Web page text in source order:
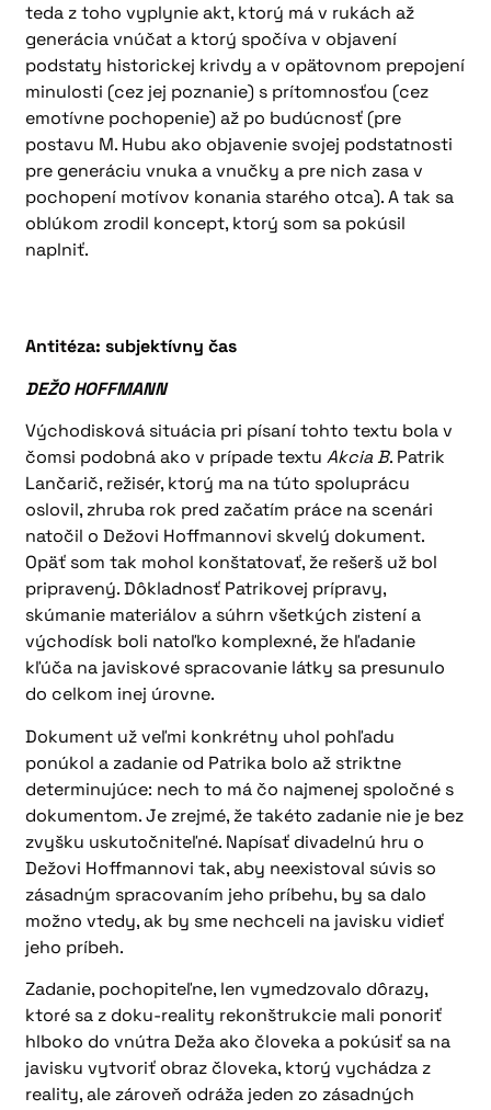
teda z toho vyplynie akt, ktorý má v rukách až
generácia vnúčat a ktorý spočíva v objavení
podstaty historickej krivdy a v opätovnom prepojení
minulosti (cez jej poznanie) s prítomnosťou (cez
emotívne pochopenie) až po budúcnosť (pre
postavu M. Hubu ako objavenie svojej podstatnosti
pre generáciu vnuka a vnučky a pre nich zasa v
pochopení motívov konania starého otca). A tak sa
oblúkom zrodil koncept, ktorý som sa pokúsil
naplniť.
Antitéza: subjektívny čas
DEŽO HOFFMANN
Východisková situácia pri písaní tohto textu bola v
čomsi podobná ako v prípade textuAkcia B. Patrik
Lančarič, režisér, ktorý ma na túto spoluprácu
oslovil, zhruba rok pred začatím práce na scenári
natočil o Dežovi Hoffmannovi skvelý dokument.
Opäť som tak mohol konštatovať, že rešerš už bol
pripravený. Dôkladnosť Patrikovej prípravy,
skúmanie materiálov a súhrn všetkých zistení a
východísk boli natoľko komplexné, že hľadanie
kľúča na javiskové spracovanie látky sa presunulo
do celkom inej úrovne.
Dokument už veľmi konkrétny uhol pohľadu
ponúkol a zadanie od Patrika bolo až striktne
determinujúce: nech to má čo najmenej spoločné s
dokumentom. Je zrejmé, že takéto zadanie nie je bez
zvyšku uskutočniteľné. Napísať divadelnú hru o
Dežovi Hoffmannovi tak, aby neexistoval súvis so
zásadným spracovaním jeho príbehu, by sa dalo
možno vtedy, ak by sme nechceli na javisku vidieť
jeho príbeh.
Zadanie, pochopiteľne, len vymedzovalo dôrazy,
ktoré sa z doku-reality rekonštrukcie mali ponoriť
hlboko do vnútra Deža ako človeka a pokúsiť sa na
javisku vytvoriť obraz človeka, ktorý vychádza z
reality, ale zároveň odráža jeden zo zásadných